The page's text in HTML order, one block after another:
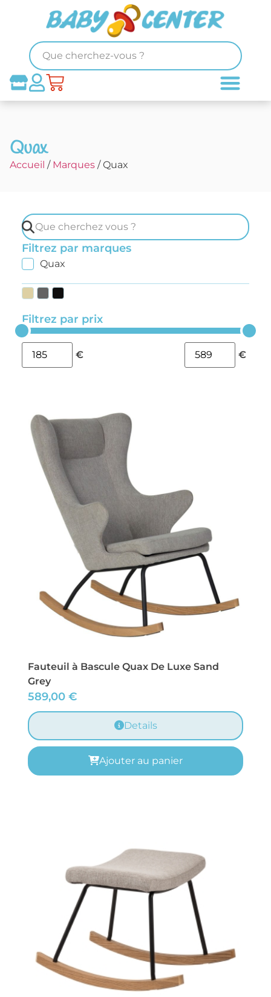
Quax
Accueil / Marques / Quax
Filtrez par marques
Quax
Filtrez par prix
€ €
Fauteuil à Bascule Quax De Luxe Sand
Grey
589,00 €
Details
Ajouter au panier